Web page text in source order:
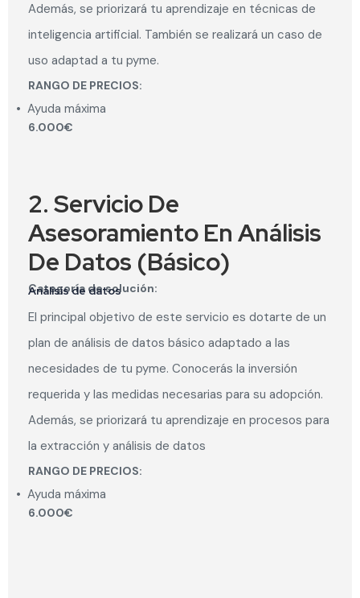
Además, se priorizará tu aprendizaje en técnicas de
inteligencia artificial. También se realizará un caso de
uso adaptad a tu pyme.
RANGO DE PRECIOS:
• Ayuda máxima
6.000€
2. Servicio De
Asesoramiento En Análisis
De Datos (Básico)
Categoría de solución:
Análisis de datos
El principal objetivo de este servicio es dotarte de un
plan de análisis de datos básico adaptado a las
necesidades de tu pyme. Conocerás la inversión
requerida y las medidas necesarias para su adopción.
Además, se priorizará tu aprendizaje en procesos para
la extracción y análisis de datos
RANGO DE PRECIOS:
• Ayuda máxima
6.000€